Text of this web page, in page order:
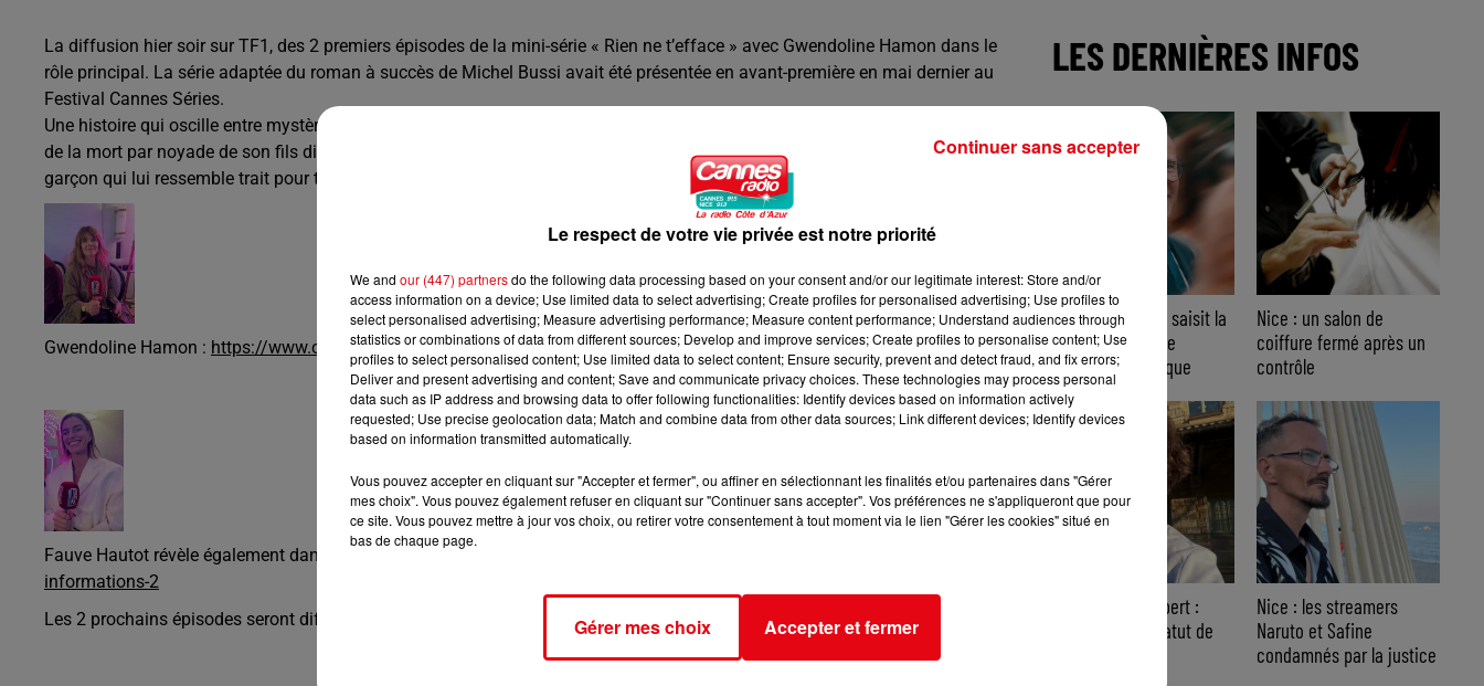
La diffusion hier soir sur TF1, des 2 premiers épisodes de la mini-série « Rien ne t’efface » avec Gwendoline Hamon dans le
rôle principal. La série adaptée du roman à succès de Michel Bussi avait été présentée en avant-première en mai dernier au
Festival Cannes Séries.
Une histoire qui oscille entre mystère, deuil et réincarnation. Une mère interprétée par Gwendoline Hamon peine à se remettre
de la mort par noyade de son fils dix ans plus tôt. Le jour de l'anniversaire du disparu, elle croise sur la plage, un jeune
garçon qui lui ressemble trait pour trait.
Gwendoline Hamon : https://www.cannesradio.com/25-08-25-les-informations-3
Fauve Hautot révèle également dans cette série un vrai talent de comédienne :
informations-2
Les 2 prochains épisodes seront diffusés lundi prochain sur TF1.
LES DERNIÈRES INFOS
Nice : Éric Ciotti saisit la
justice après une
chanson polémique
Nice : un salon de
coiffure fermé après un
contrôle
Affaire Jean Imbert :
placé sous le statut de
Nice : les streamers
Naruto et Safine
condamnés par la justice
Le respect de votre vie privée est notre priorité
We and our (447) partnersdo the following data processing based on your consent and/or our legitimate interest: Store and/or
access information on a device; Use limited data to select advertising; Create profiles for personalised advertising; Use profiles to
select personalised advertising; Measure advertising performance; Measure content performance; Understand audiences through
statistics or combinations of data from different sources; Develop and improve services; Create profiles to personalise content; Use
profiles to select personalised content; Use limited data to select content; Ensure security, prevent and detect fraud, and fix errors;
Deliver and present advertising and content; Save and communicate privacy choices. These technologies may process personal
data such as IP address and browsing data to offer following functionalities: Identify devices based on information actively
requested; Use precise geolocation data; Match and combine data from other data sources; Link different devices; Identify devices
based on information transmitted automatically.
Vous pouvez accepter en cliquant sur "Accepter et fermer", ou affiner en sélectionnant les finalités et/ou partenaires dans "Gérer
mes choix". Vous pouvez également refuser en cliquant sur "Continuer sans accepter". Vos préférences ne s'appliqueront que pour
ce site. Vous pouvez mettre à jour vos choix, ou retirer votre consentement à tout moment via le lien "Gérer les cookies" situé en
bas de chaque page.
Gérer mes choix Accepter et fermer
Continuer sans accepter